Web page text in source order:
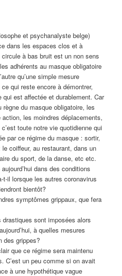
et psychanalyste belge)
dans les espaces clos et à
à bas bruit est un non sens
adhérents au masque obligatoire
qu’une simple mesure
qui reste encore à démontrer,
qui est affectée et durablement. Car
du masque obligatoire, les
les moindres déplacements,
toute notre vie quotidienne qui
par ce régime du masque : sortir,
coiffeur, au restaurant, dans un
du sport, de la danse, etc etc.
dans des conditions
t-il lorsque les autres coronavirus
bientôt?
symptômes grippaux, que fera
sont imposées alors
à quelles mesures
des grippes?
que ce régime sera maintenu
C’est un peu comme si on avait
à une hypothétique vague